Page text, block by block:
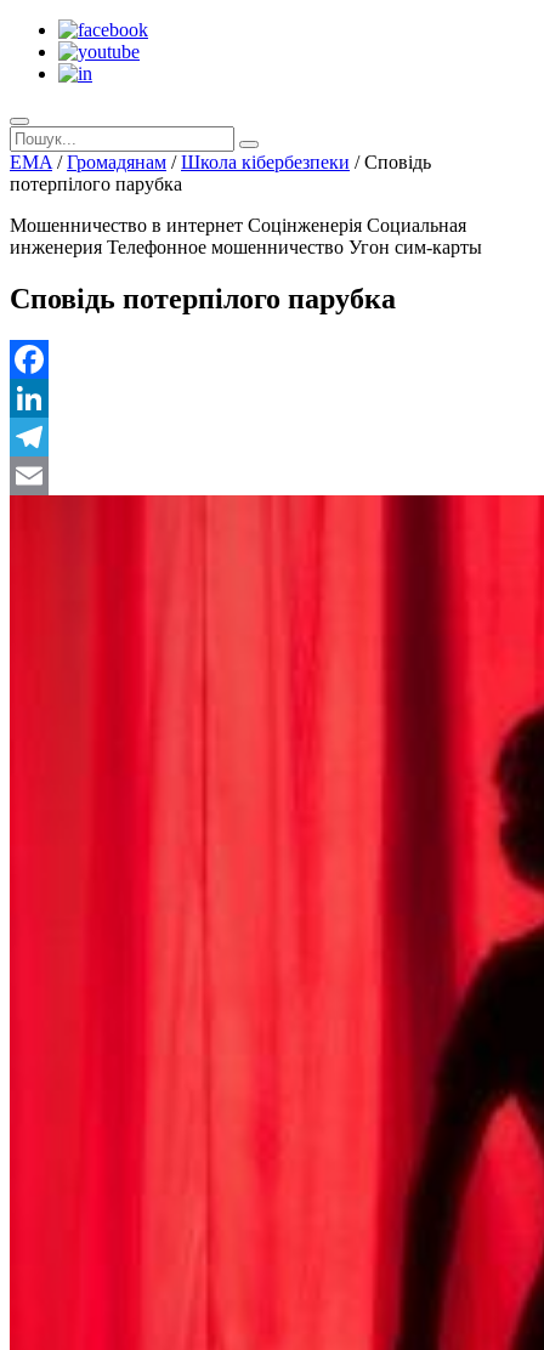
EMA /Громадянам /Школа кібербезпеки /Cповідь
потерпілого парубка
Мошенничество в интернет Соцінженерія Социальная
инженерия Телефонное мошенничество Угон сим-карты
Cповідь потерпілого парубка
Facebook
LinkedIn
Telegram